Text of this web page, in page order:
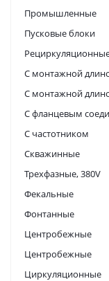
Промышленные
Пусковые блоки
С монтажной
С монтажной
С фланцевым
С частотником
Скважинные
Трехфазные, 380V
Фекальные
Фонтанные
Центробежные
Центробежные
Циркуляционные